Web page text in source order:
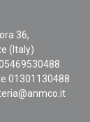
36,
(Italy)
01301130488